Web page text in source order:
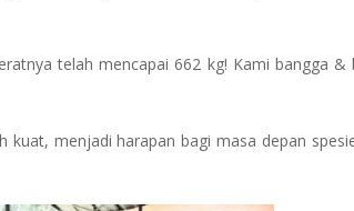
telah mencapai 662 kg! Kami bangga
menjadi harapan bagi masa depan